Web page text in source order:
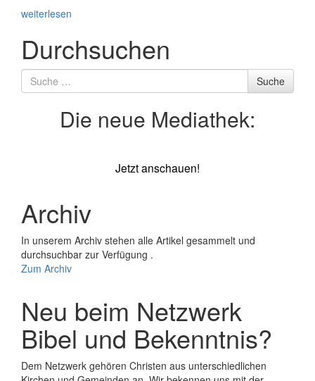
weiterlesen
Durchsuchen
Suche
nach
Suche
Die neue Mediathek:
Jetzt anschauen!
Archiv
In unserem Archiv stehen alle Artikel gesammelt und
durchsuchbar zur Verfügung .
Zum Archiv
Neu beim Netzwerk
Bibel und Bekenntnis?
Dem Netzwerk gehören Christen aus unterschiedlichen